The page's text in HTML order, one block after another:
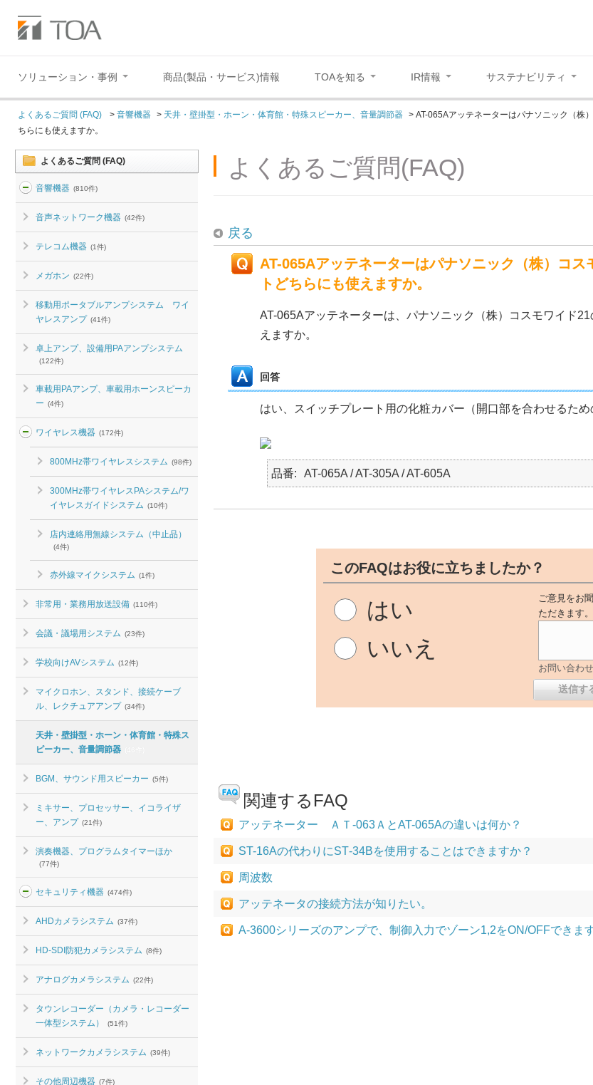
ソリューション・事例 商品(製品・サービス)情報 TOAを知る IR情報 サステナビリティ
よくあるご質問 (FAQ) > 音響機器 > 天井・壁掛型・ホーン・体育館・特殊スピーカー、音量調節器 > AT-065Aアッテネーターはパナソニック（株
ちらにも使えますか。
よくあるご質問 (FAQ)
音響機器 (810件)
音声ネットワーク機器 (42件)
テレコム機器 (1件)
メガホン (22件)
移動用ポータブルアンプシステム ワイ
ヤレスアンプ (41件)
卓上アンプ、設備用PAアンプシステム
(122件)
車載用PAアンプ、車載用ホーンスピーカ
ー (4件)
ワイヤレス機器 (172件)
800MHz帯ワイヤレスシステム (98件)
300MHz帯ワイヤレスPAシステム/ワ
イヤレスガイドシステム (10件)
店内連絡用無線システム（中止品）
(4件)
赤外線マイクシステム (1件)
非常用・業務用放送設備 (110件)
会議・議場用システム (23件)
学校向けAVシステム (12件)
マイクロホン、スタンド、接続ケーブ
ル、レクチュアアンプ (34件)
天井・壁掛型・ホーン・体育館・特殊ス
ピーカー、音量調節器
BGM、サウンド用スピーカー (5件)
ミキサー、プロセッサー、イコライザ
ー、アンプ (21件)
演奏機器、プログラムタイマーほか
(77件)
セキュリティ機器 (474件)
AHDカメラシステム (37件)
HD-SDI防犯カメラシステム (8件)
アナログカメラシステム (22件)
タウンレコーダー（カメラ・レコーダー
一体型システム）
(51件)
ネットワークカメラシステム (39件)
その他周辺機器 (7件)
よくあるご質問(FAQ)
戻る
AT-065Aアッテネーターはパナソニック（株）コ
トどちらにも使えますか。
AT-065Aアッテネーターは、パナソニック（株）コスモワイド
えますか。
回答
はい、スイッチプレート用の化粧カバー（開口部を合わせるため
品番 AT-065A / AT-305A / AT-605A
このFAQはお役に立ちましたか？
はい
いいえ
ご意見をお
ただきます。
お問い合わ
関連するFAQ
アッテネーター ＡＴ-063ＡとAT-065Aの違いは何か？
ST-16Aの代わりにST‐34Bを使用することはできますか？
周波数
アッテネータの接続方法が知りたい。
A-3600シリーズのアンプで、制御入力でゾーン1,2をON/OFFできます